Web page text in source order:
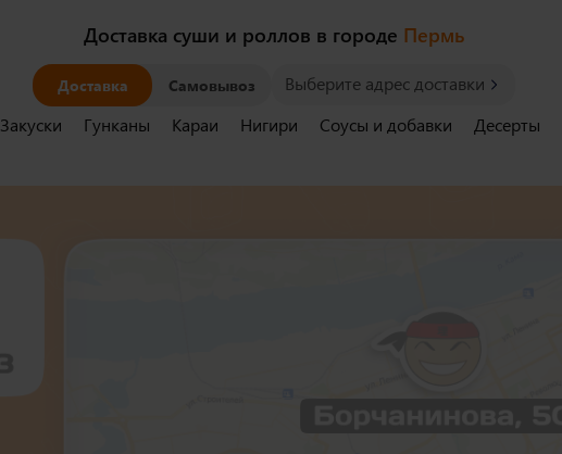
Доставка суши и роллов в городе Пермь
Доставка Самовывоз Выберите адрес доставки
Закуски Гунканы Караи Нигири Соусы и добавки Десерты